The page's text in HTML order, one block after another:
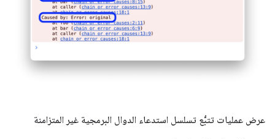
عرض عمليات تتبُّع تسلسل استدعاء الدوال البرمجية غير المتزامنة